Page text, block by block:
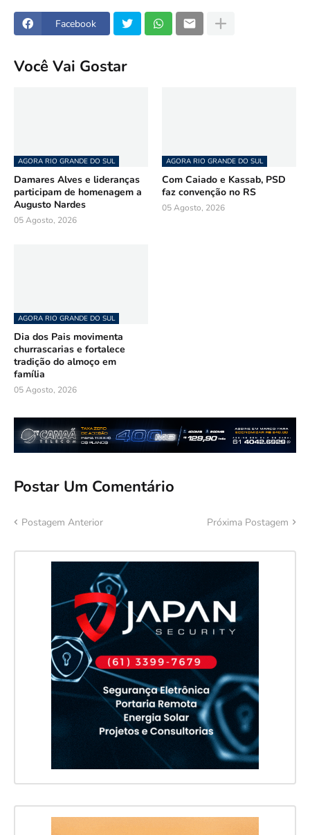
Facebook
Você Vai Gostar
AGORA RIO GRANDE DO SUL
Damares Alves e lideranças
participam de homenagem a
Augusto Nardes
05 Agosto, 2026
AGORA RIO GRANDE DO SUL
Com Caiado e Kassab, PSD
faz convenção no RS
05 Agosto, 2026
AGORA RIO GRANDE DO SUL
Dia dos Pais movimenta
churrascarias e fortalece
tradição do almoço em
família
05 Agosto, 2026
Postar Um Comentário
Postagem Anterior Próxima Postagem